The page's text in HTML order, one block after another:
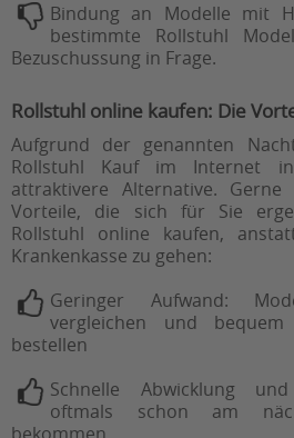
Bindung an Modelle mit
bestimmte Rollstuhl
Bezuschussung in Frage.
Rollstuhl online kaufen: Die
Aufgrund der genannten
Rollstuhl Kauf im Internet
attraktivere Alternative.
Vorteile, die sich für Sie
Rollstuhl online kaufen,
Krankenkasse zu gehen:
Geringer Aufwand:
vergleichen und
bestellen
Schnelle Abwicklung
oftmals schon am